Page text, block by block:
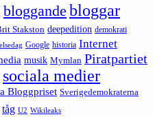
bloggande bloggar
Stakston deepedition demokrati
Google historia Internet
musik Mymlan Piratpartiet
sociala medier
Bloggpriset Sverigedemokraterna
tåg U2 Wikileaks